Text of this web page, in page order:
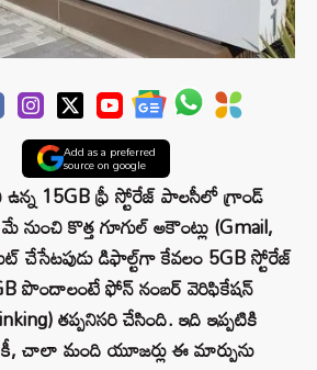
Add as a preferred
source on google
ఉన్న 15GB ఫ్రీ స్టోరేజ్ పాలసీలో గ్రాండ్
కొత్త గూగుల్ అకౌంట్లు (Gmail,
చేసేటపుడు డిఫాల్ట్‌గా కేవలం 5GB స్టోరేజ్
పొందాలంటే ఫోన్ నంబర్ వెరిఫికేషన్
తప్పనిసరి చేసింది. ఇది ఇప్పటికి
చాలా మంది యూజర్లు ఈ మార్పును